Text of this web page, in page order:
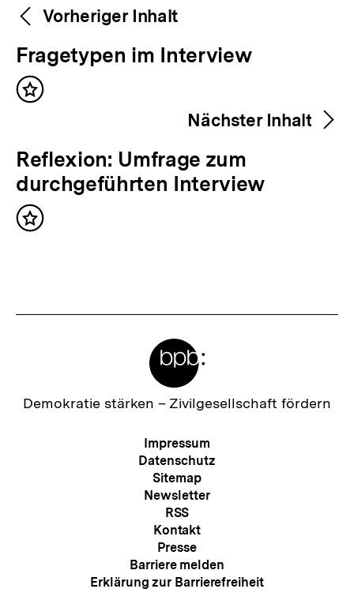
Weitere
Inhalte
Content-
Navigation
Vorheriger Inhalt
V
o
r
e
r
i
g
Fragetypen im Interview
Inhalt
Nächster Inhalt
N
ä
c
h
h
Reflexion: Umfrage zum
durchgeführten Interview
Inhalt
Zur
Demokratie stärken – Zivilgesellschaft fördern
Meta-
Navigation
Impressum
Datenschutz
Sitemap
Newsletter
RSS
Kontakt
Presse
Barriere melden
Erklärung zur Barrierefreiheit